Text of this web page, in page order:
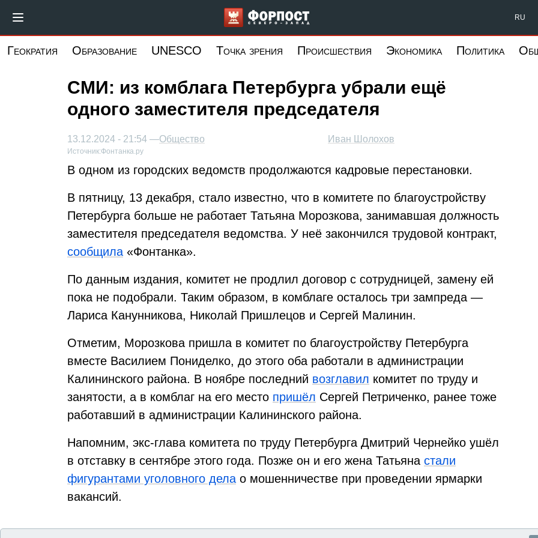
основному
Форпост Северо-Запад RU
Геократия Образование UNESCO Точка зрения Происшествия Экономика Политика
СМИ: из комблага Петербурга убрали ещё
одного заместителя председателя
Иван Шолохов
13.12.2024 - 21:54 —Общество
Источник:Фонтанка.ру
В одном из городских ведомств продолжаются кадровые перестановки.
В пятницу, 13 декабря, стало известно, что в комитете по благоустройству
Петербурга больше не работает Татьяна Морозкова, занимавшая должность
заместителя председателя ведомства. У неё закончился трудовой контракт,
сообщила «Фонтанка».
По данным издания, комитет не продлил договор с сотрудницей, замену ей
пока не подобрали. Таким образом, в комблаге осталось три зампреда —
Лариса Канунникова, Николай Пришлецов и Сергей Малинин.
Отметим, Морозкова пришла в комитет по благоустройству Петербурга
вместе Василием Пониделко, до этого оба работали в администрации
Калининского района. В ноябре последний возглавил комитет по труду и
занятости, а в комблаг на его место пришёл Сергей Петриченко, ранее тоже
работавший в администрации Калининского района.
Напомним, экс-глава комитета по труду Петербурга Дмитрий Чернейко ушёл
в отставку в сентябре этого года. Позже он и его жена Татьяна стали
фигурантами уголовного дела о мошенничестве при проведении ярмарки
вакансий.